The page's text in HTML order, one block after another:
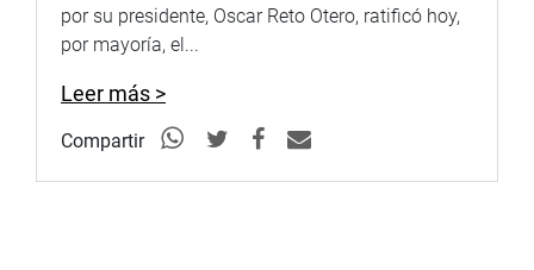
por su presidente, Oscar Reto Otero, ratificó hoy,
por mayoría, el...
Leer más >
Compartir